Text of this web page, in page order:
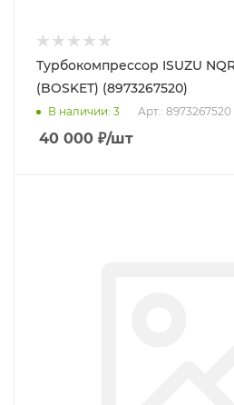
Турбокомпрессор ISUZU
(BOSKET) (8973267520)
В наличии: 3 Арт.: 8973267520
40 000 ₽/шт